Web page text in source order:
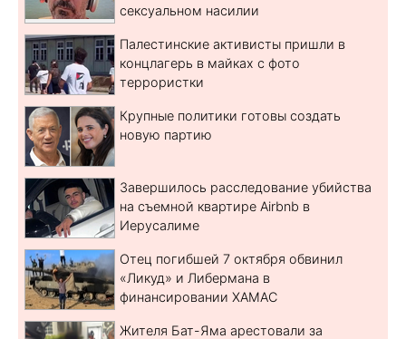
сексуальном насилии
Палестинские активисты пришли в
концлагерь в майках с фото
террористки
Крупные политики готовы создать
новую партию
Завершилось расследование убийства
на съемной квартире Airbnb в
Иерусалиме
Отец погибшей 7 октября обвинил
«Ликуд» и Либермана в
финансировании ХАМАС
Жителя Бат-Яма арестовали за